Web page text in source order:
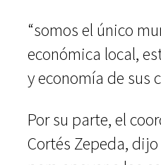
“somos el único
económica local,
y economía de sus
Por su parte, el
Cortés Zepeda,